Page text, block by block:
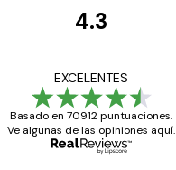
4.3
EXCELENTES
Basado en 70912 puntuaciones.
Ve algunas de las opiniones aquí.